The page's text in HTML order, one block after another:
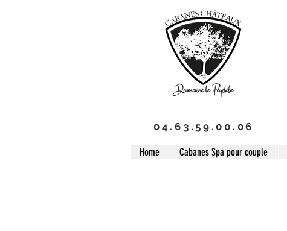
04.63.59.00.06
Home Cabanes Spa pour couple